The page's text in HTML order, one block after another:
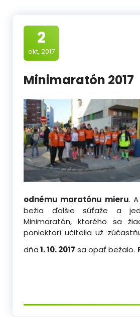
2
okt, 2017
Minimaratón 2017
odnému maratónu mieru.
bežia ďalšie súťaže a
Minimaratón, ktorého sa
poniektorí učitelia už
dňa1. 10. 2017 sa opäť bežalo.